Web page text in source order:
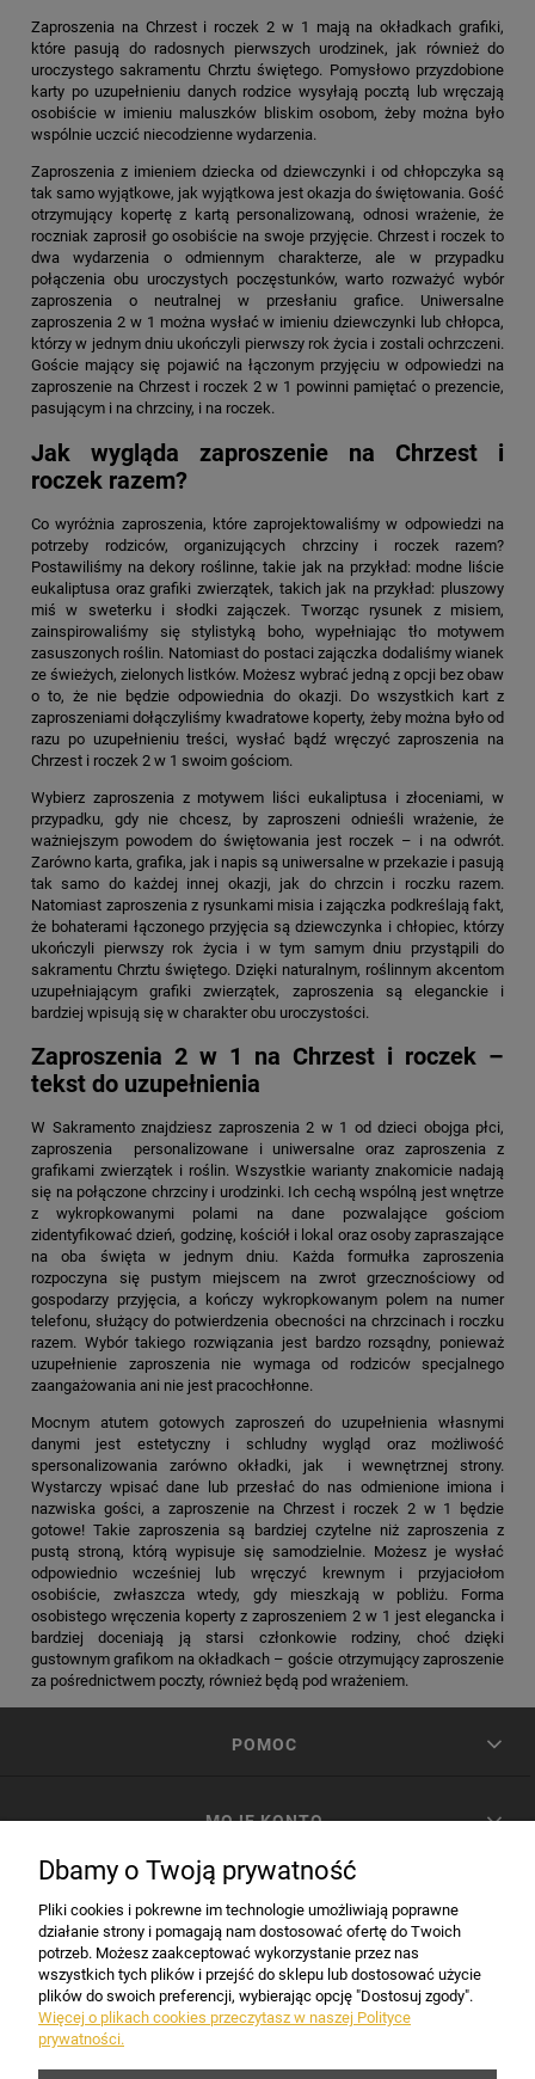
Zaproszenia na Chrzest i roczek 2 w 1 mają na okładkach grafiki,
które pasują do radosnych pierwszych urodzinek, jak również do
uroczystego sakramentu Chrztu świętego. Pomysłowo przyzdobione
karty po uzupełnieniu danych rodzice wysyłają pocztą lub wręczają
osobiście w imieniu maluszków bliskim osobom, żeby można było
wspólnie uczcić niecodzienne wydarzenia.
Zaproszenia z imieniem dziecka od dziewczynki i od chłopczyka są
tak samo wyjątkowe, jak wyjątkowa jest okazja do świętowania. Gość
otrzymujący kopertę z kartą personalizowaną, odnosi wrażenie, że
roczniak zaprosił go osobiście na swoje przyjęcie. Chrzest i roczek to
dwa wydarzenia o odmiennym charakterze, ale w przypadku
połączenia obu uroczystych poczęstunków, warto rozważyć wybór
zaproszenia o neutralnej w przesłaniu grafice. Uniwersalne
zaproszenia 2 w 1 można wysłać w imieniu dziewczynki lub chłopca,
którzy w jednym dniu ukończyli pierwszy rok życia i zostali ochrzczeni.
Goście mający się pojawić na łączonym przyjęciu w odpowiedzi na
zaproszenie na Chrzest i roczek 2 w 1 powinni pamiętać o prezencie,
pasującym i na chrzciny, i na roczek.
Jak wygląda zaproszenie na Chrzest i
roczek razem?
Co wyróżnia zaproszenia, które zaprojektowaliśmy w odpowiedzi na
potrzeby rodziców, organizujących chrzciny i roczek razem?
Postawiliśmy na dekory roślinne, takie jak na przykład: modne liście
eukaliptusa oraz grafiki zwierzątek, takich jak na przykład: pluszowy
miś w sweterku i słodki zajączek. Tworząc rysunek z misiem,
zainspirowaliśmy się stylistyką boho, wypełniając tło motywem
zasuszonych roślin. Natomiast do postaci zajączka dodaliśmy wianek
ze świeżych, zielonych listków. Możesz wybrać jedną z opcji bez obaw
o to, że nie będzie odpowiednia do okazji. Do wszystkich kart z
zaproszeniami dołączyliśmy kwadratowe koperty, żeby można było od
razu po uzupełnieniu treści, wysłać bądź wręczyćzaproszenia na
Chrzest i roczek 2 w 1 swoim gościom.
Wybierz zaproszenia z motywem liści eukaliptusa i złoceniami, w
przypadku, gdy nie chcesz, by zaproszeni odnieśli wrażenie, że
ważniejszym powodem do świętowania jest roczek – i na odwrót.
Zarówno karta, grafika, jak i napis są uniwersalne w przekazie i pasują
tak samo do każdej innej okazji, jak do chrzcin i roczku razem.
Natomiast zaproszenia z rysunkami misia i zajączka podkreślają fakt,
że bohaterami łączonego przyjęcia są dziewczynka i chłopiec, którzy
ukończyli pierwszy rok życia i w tym samym dniu przystąpili do
sakramentu Chrztu świętego. Dzięki naturalnym, roślinnym akcentom
uzupełniającym grafiki zwierzątek, zaproszenia są eleganckie i
bardziej wpisują się w charakter obu uroczystości.
Zaproszenia 2 w 1 na Chrzest i roczek –
tekst do uzupełnienia
W Sakramento znajdziesz zaproszenia 2 w 1 od dzieci obojga płci,
zaproszenia personalizowane i uniwersalne oraz zaproszenia z
grafikami zwierzątek i roślin. Wszystkie warianty znakomicie nadają
się na połączone chrzciny i urodzinki. Ich cechą wspólną jest wnętrze
z wykropkowanymi polami na dane pozwalające gościom
zidentyfikować dzień, godzinę, kościół i lokal oraz osoby zapraszające
na oba święta w jednym dniu. Każda formułka zaproszenia
rozpoczyna się pustym miejscem na zwrot grzecznościowy od
gospodarzy przyjęcia, a kończy wykropkowanym polem na numer
telefonu, służący do potwierdzenia obecności na chrzcinach i roczku
razem. Wybór takiego rozwiązania jest bardzo rozsądny, ponieważ
uzupełnienie zaproszenia nie wymaga od rodziców specjalnego
zaangażowania ani nie jest pracochłonne.
Mocnym atutem gotowych zaproszeń do uzupełnienia własnymi
danymi jest estetyczny i schludny wygląd oraz możliwość
spersonalizowania zarówno okładki, jak i wewnętrznej strony.
Wystarczy wpisać dane lub przesłać do nas odmienione imiona i
nazwiska gości, azaproszenie na Chrzest i roczek 2 w 1
będzie
gotowe! Takie zaproszenia są bardziej czytelne niż zaproszenia z
pustą stroną, którą wypisuje się samodzielnie. Możesz je wysłać
odpowiednio wcześniej lub wręczyć krewnym i przyjaciołom
osobiście, zwłaszcza wtedy, gdy mieszkają w pobliżu. Forma
osobistego wręczenia koperty z zaproszeniem 2 w 1 jest elegancka i
bardziej doceniają ją starsi członkowie rodziny, choć dzięki
gustownym grafikom na okładkach – goście otrzymujący zaproszenie
za pośrednictwem poczty, również będą pod wrażeniem.
POMOC
MOJE KONTO
INFORMACJE
Dbamy o Twoją prywatność
Pliki cookies i pokrewne im technologie umożliwiają poprawne
działanie strony i pomagają nam dostosować ofertę do Twoich
potrzeb. Możesz zaakceptować wykorzystanie przez nas
wszystkich tych plików i przejść do sklepu lub dostosować użycie
plików do swoich preferencji, wybierając opcję "Dostosuj zgody".
Więcej o plikach cookies przeczytasz w naszej Polityce
prywatności.